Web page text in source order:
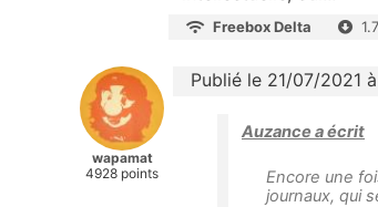
Freebox Delta
wapamat
4928 points
Publié le 21/07/2021
Auzance a écrit
Encore une
journaux, qui